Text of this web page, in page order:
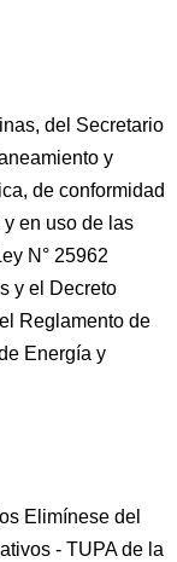
del Secretario
y
de conformidad
en uso de las
N° 25962
y el Decreto
Reglamento de
Energía y
Elimínese del
- TUPA de la